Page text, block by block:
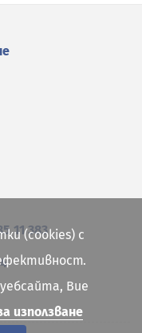
11 383
(cookies) с
Вие
използване